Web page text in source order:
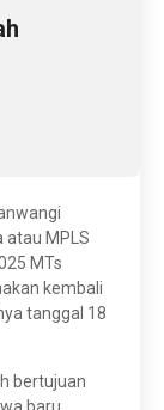
MPLS
MTs
kembali
tanggal 18
bertujuan